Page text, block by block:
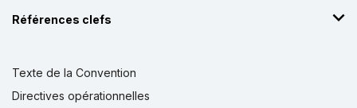
Références clefs
Texte de la Convention
Directives opérationnelles